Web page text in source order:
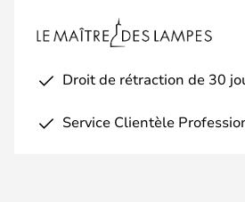
Droit de rétraction de 30
Service Clientèle